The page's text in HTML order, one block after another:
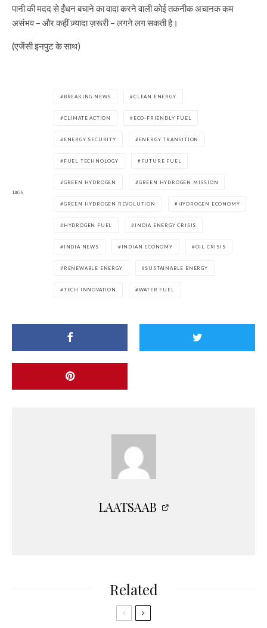
पानी की मदद से ईंधन बचाने का वादा करने वाली कोई तकनीक अचानक कम
असंभव – और कहीं ज़्यादा ज़रूरी – लगने लग सकती है।
(एजेंसी इनपुट के साथ)
TAGS
BREAKING NEWS CLEAN ENERGY
CLIMATE ACTION ECO-FRIENDLY FUEL
ENERGY SECURITY ENERGY TRANSITION
FUEL TECHNOLOGY FUTURE FUEL
GREEN HYDROGEN GREEN HYDROGEN MISSION
GREEN HYDROGEN REVOLUTION HYDROGEN ECONOMY
HYDROGEN FUEL INDIA ENERGY CRISIS
INDIA NEWS INDIAN ECONOMY OIL CRISIS
RENEWABLE ENERGY SUSTAINABLE ENERGY
TECH INNOVATION WATER FUEL
LAATSAAB
Related